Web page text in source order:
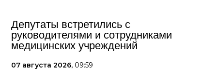
Депутаты встретились с
руководителями и сотрудниками
медицинских учреждений
07 августа 2026, 09:59